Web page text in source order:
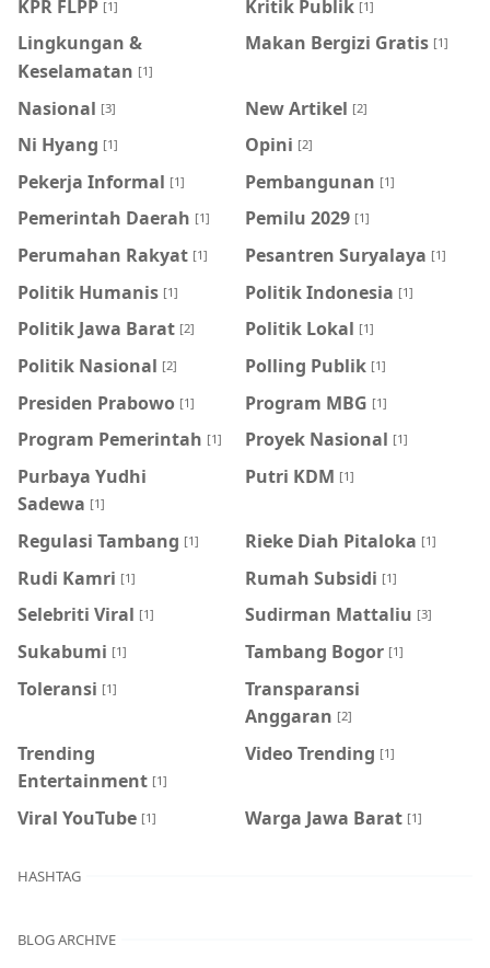
KPR FLPP [1] Kritik Publik [1]
Lingkungan &
Keselamatan [1]
Makan Bergizi Gratis [1]
Nasional [3] New Artikel [2]
Ni Hyang [1] Opini [2]
Pekerja Informal [1] Pembangunan [1]
Pemerintah Daerah [1] Pemilu 2029 [1]
Perumahan Rakyat [1] Pesantren Suryalaya [1]
Politik Humanis [1] Politik Indonesia [1]
Politik Jawa Barat [2] Politik Lokal [1]
Politik Nasional [2] Polling Publik [1]
Presiden Prabowo [1] Program MBG [1]
Program Pemerintah [1] Proyek Nasional [1]
Purbaya Yudhi
Sadewa [1]
Putri KDM [1]
Regulasi Tambang [1] Rieke Diah Pitaloka [1]
Rudi Kamri [1] Rumah Subsidi [1]
Selebriti Viral [1] Sudirman Mattaliu [3]
Sukabumi [1] Tambang Bogor [1]
Toleransi [1]
Transparansi
Anggaran [2]
Trending
Entertainment [1]
Video Trending [1]
Viral YouTube [1] Warga Jawa Barat [1]
HASHTAG
BLOG ARCHIVE